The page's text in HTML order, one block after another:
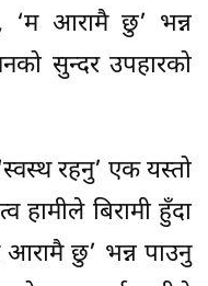
‘म आरामै छु’ भन्न
सुन्दर उपहारको
रहनु’ एक यस्तो
हामीले बिरामी हुँदा
आरामै छु’ भन्न पाउनु